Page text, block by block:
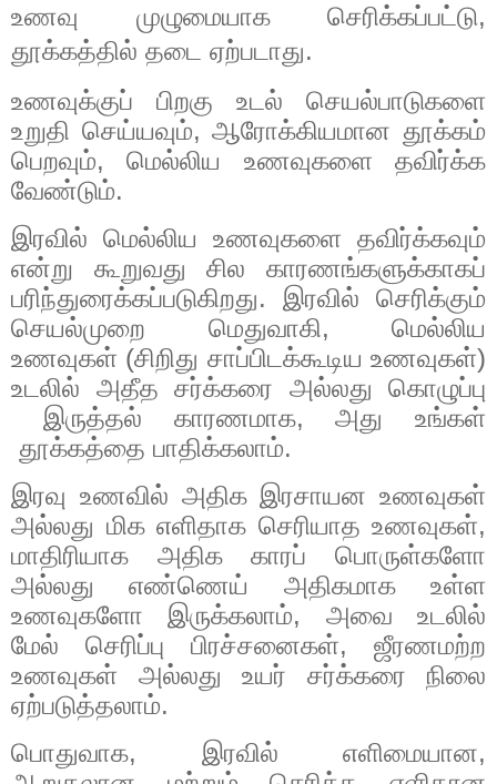
உணவு முழுமையாக செரிக்கப்பட்டு,
தூக்கத்தில் தடை ஏற்படாது.
உணவுக்குப் பிறகு உடல் செயல்பாடுகளை
உறுதி செய்யவும், ஆரோக்கியமான தூக்கம்
பெறவும், மெல்லிய உணவுகளை தவிர்க்க
வேண்டும்.
இரவில் மெல்லிய உணவுகளை தவிர்க்கவும்
என்று
கூறுவது சில
காரணங்களுக்காகப்
பரிந்துரைக்கப்படுகிறது. இரவில் செரிக்கும்
செயல்முறை
மெதுவாகி, மெல்லிய
உணவுகள் (சிறிது சாப்பிடக்கூடிய உணவுகள்)
உடலில் அதீத சர்க்கரை அல்லது கொழுப்பு
இருத்தல்
காரணமாக,அது
உங்கள்
தூக்கத்தை பாதிக்கலாம்.
இரவு உணவில் அதிக இரசாயன உணவுகள்
அல்லது மிக எளிதாக செரியாத உணவுகள்,
மாதிரியாக
அதிக
காரப் பொருள்களோ
அல்லது
எண்ணெய் அதிகமாக
உள்ள
உணவுகளோ
இருக்கலாம், அவை
உடலில்
மேல்
செரிப்பு பிரச்சனைகள், ஜீரணமற்ற
உணவுகள்
அல்லது உயர் சர்க்கரை
நிலை
ஏற்படுத்தலாம்.
பொதுவாக, இரவில் எளிமையான,